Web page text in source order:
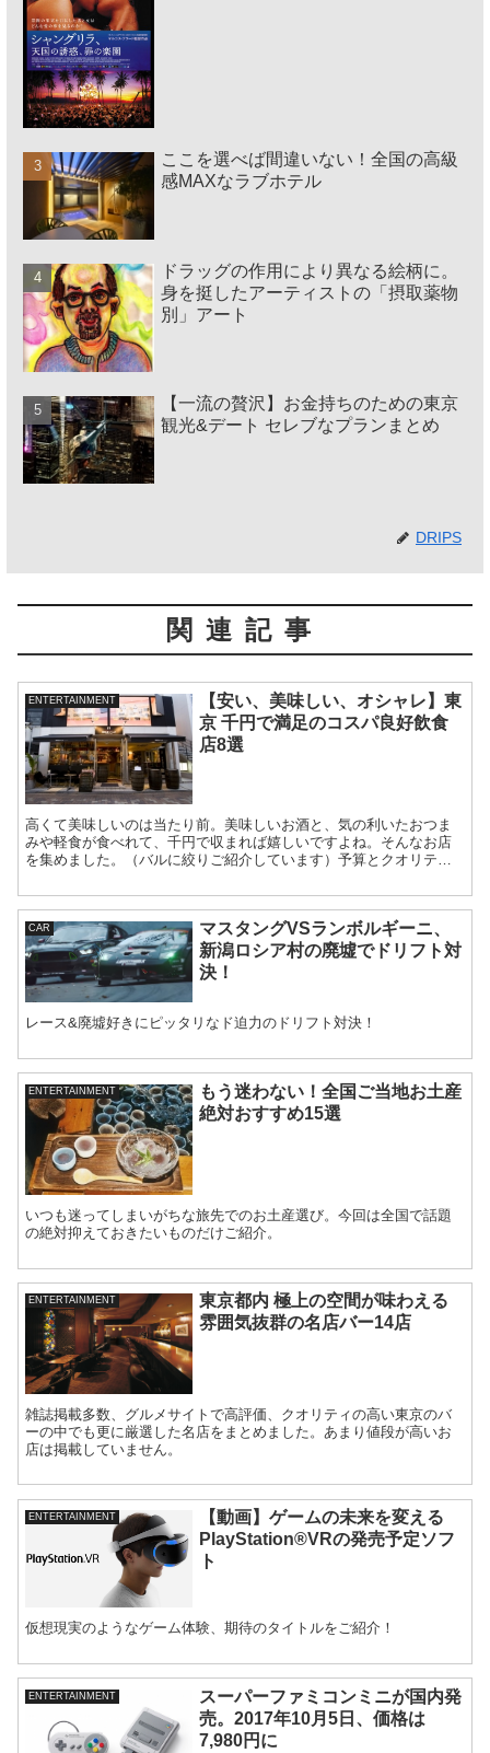
ここを選べば間違いない！全国の高級
感MAXなラブホテル
ドラッグの作用により異なる絵柄に。
身を挺したアーティストの「摂取薬物
別」アート
【一流の贅沢】お金持ちのための東京
観光&デート セレブなプランまとめ
DRIPS
関連記事
ENTERTAINMENT
【安い、美味しい、オシャレ】東
京 千円で満足のコスパ良好飲食
店8選
高くて美味しいのは当たり前。美味しいお酒と、気の利いたおつま
みや軽食が食べれて、千円で収まれば嬉しいですよね。そんなお店
を集めました。（バルに絞りご紹介しています）予算とクオリティ
CAR
マスタングVSランボルギーニ、
新潟ロシア村の廃墟でドリフト対
決！
レース&廃墟好きにピッタリなド迫力のドリフト対決！
ENTERTAINMENT
もう迷わない！全国ご当地お土産
絶対おすすめ15選
いつも迷ってしまいがちな旅先でのお土産選び。今回は全国で話題
の絶対抑えておきたいものだけご紹介。
ENTERTAINMENT
東京都内 極上の空間が味わえる
雰囲気抜群の名店バー14店
雑誌掲載多数、グルメサイトで高評価、クオリティの高い東京のバ
ーの中でも更に厳選した名店をまとめました。あまり値段が高いお
店は掲載していません。
ENTERTAINMENT
【動画】ゲームの未来を変える
PlayStation®VRの発売予定ソフ
ト
仮想現実のようなゲーム体験、期待のタイトルをご紹介！
ENTERTAINMENT
スーパーファミコンミニが国内発
売。2017年10月5日、価格は
7,980円に